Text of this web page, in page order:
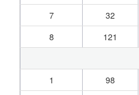
7
32
8
121
1 98